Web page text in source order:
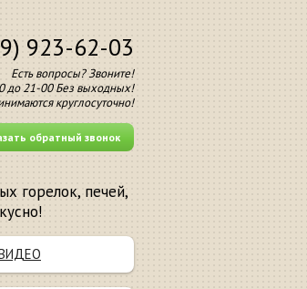
923-62-03
Есть вопросы? Звоните!
до 21-00 Без выходных!
круглосуточно!
обратный звонок
горелок, печей,